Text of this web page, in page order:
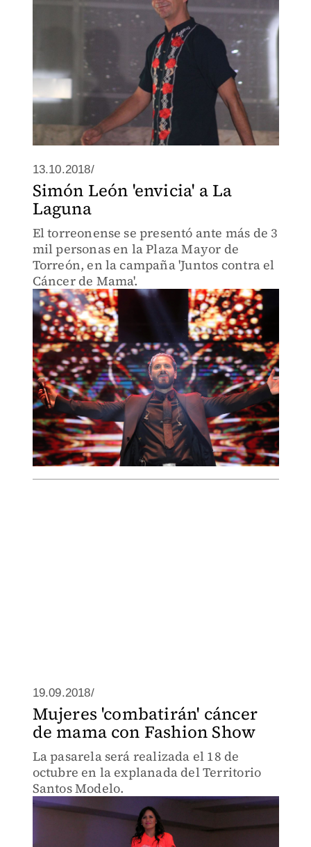
13.10.2018/
Simón León 'envicia' a La
Laguna
El torreonense se presentó ante más de 3
mil personas en la Plaza Mayor de
Torreón, en la campaña 'Juntos contra el
Cáncer de Mama'.
19.09.2018/
Mujeres 'combatirán' cáncer
de mama con Fashion Show
La pasarela será realizada el 18 de
octubre en la explanada del Territorio
Santos Modelo.